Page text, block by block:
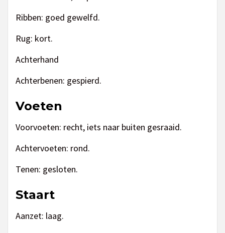
Ribben: goed gewelfd.
Rug: kort.
Achterhand
Achterbenen: gespierd.
Voeten
Voorvoeten: recht, iets naar buiten gesraaid.
Achtervoeten: rond.
Tenen: gesloten.
Staart
Aanzet: laag.